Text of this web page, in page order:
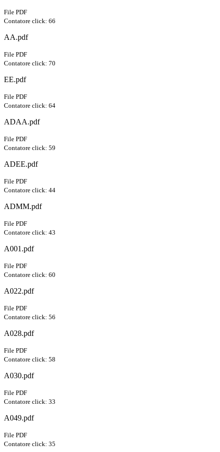
File PDF
Contatore click: 66
AA.pdf
File PDF
Contatore click: 70
EE.pdf
File PDF
Contatore click: 64
ADAA.pdf
File PDF
Contatore click: 59
ADEE.pdf
File PDF
Contatore click: 44
ADMM.pdf
File PDF
Contatore click: 43
A001.pdf
File PDF
Contatore click: 60
A022.pdf
File PDF
Contatore click: 56
A028.pdf
File PDF
Contatore click: 58
A030.pdf
File PDF
Contatore click: 33
A049.pdf
File PDF
Contatore click: 35